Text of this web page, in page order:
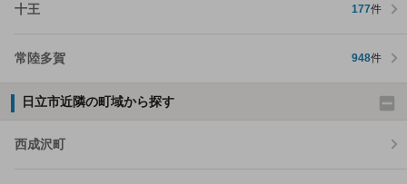
十王 177件
常陸多賀 948件
日立市近隣の町域から探す
西成沢町